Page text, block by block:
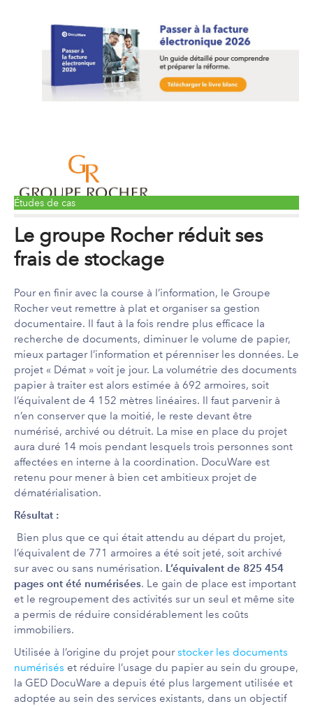
Études de cas
Le groupe Rocher réduit ses
frais de stockage
Pour en finir avec la course à l’information, le Groupe
Rocher veut remettre à plat et organiser sa gestion
documentaire. Il faut à la fois rendre plus efficace la
recherche de documents, diminuer le volume de papier,
mieux partager l’information et pérenniser les données. Le
projet « Démat » voit je jour. La volumétrie des documents
papier à traiter est alors estimée à 692 armoires, soit
l’équivalent de 4 152 mètres linéaires. Il faut parvenir à
n’en conserver que la moitié, le reste devant être
numérisé, archivé ou détruit. La mise en place du projet
aura duré 14 mois pendant lesquels trois personnes sont
affectées en interne à la coordination. DocuWare est
retenu pour mener à bien cet ambitieux projet de
dématérialisation.
Résultat :
Bien plus que ce qui était attendu au départ du projet,
l’équivalent de 771 armoires a été soit jeté, soit archivé
sur avec ou sans numérisation. L’équivalent de 825 454
pages ont été numérisées. Le gain de place est important
et le regroupement des activités sur un seul et même site
a permis de réduire considérablement les coûts
immobiliers.
Utilisée à l’origine du projet pourstocker les documents
numérisés et réduire l’usage du papier au sein du groupe,
la GED DocuWare a depuis été plus largement utilisée et
adoptée au sein des services existants, dans un objectif